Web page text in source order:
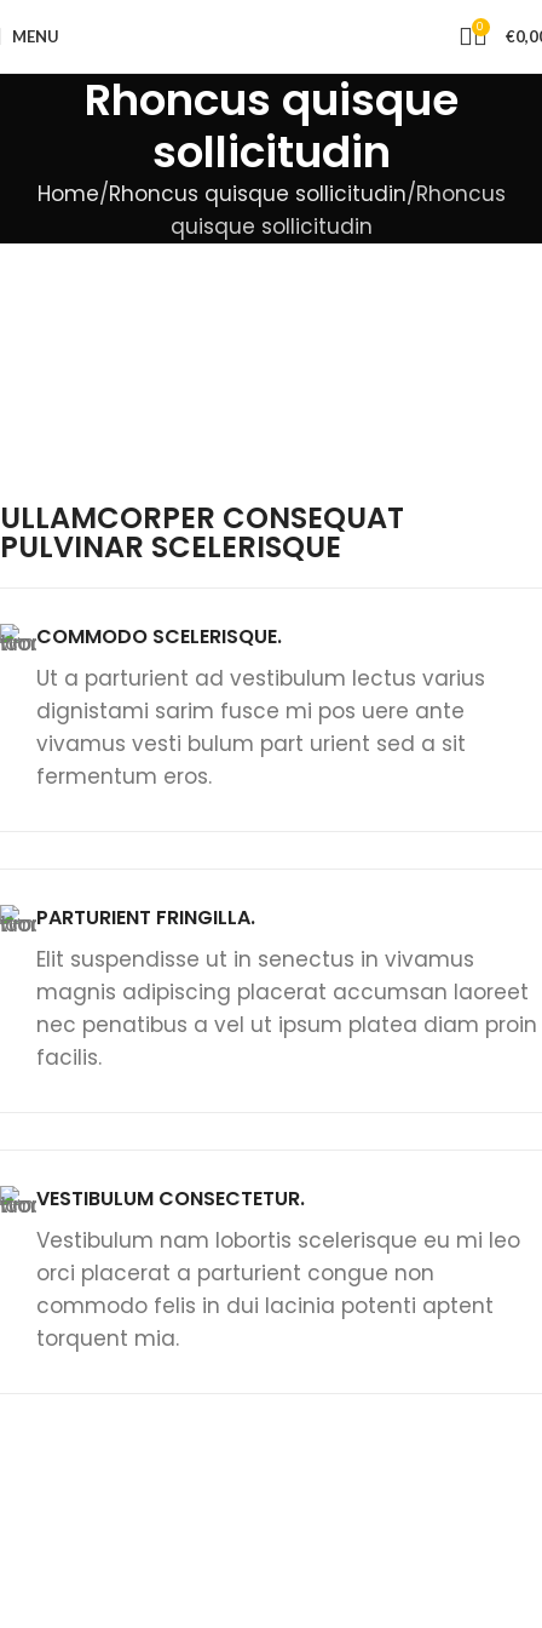
MENU 0 €
Rhoncus quisque
sollicitudin
Home Rhoncus quisque sollicitudin Rhoncus
quisque sollicitudin
ULLAMCORPER CONSEQUAT
PULVINAR SCELERISQUE
COMMODO SCELERISQUE.
Ut a parturient ad vestibulum lectus varius
dignistami sarim fusce mi pos uere ante
vivamus vesti bulum part urient sed a sit
fermentum eros.
PARTURIENT FRINGILLA.
Elit suspendisse ut in senectus in vivamus
magnis adipiscing placerat accumsan laoreet
nec penatibus a vel ut ipsum platea diam proin
facilis.
VESTIBULUM CONSECTETUR.
Vestibulum nam lobortis scelerisque eu mi leo
orci placerat a parturient congue non
commodo felis in dui lacinia potenti aptent
torquent mia.